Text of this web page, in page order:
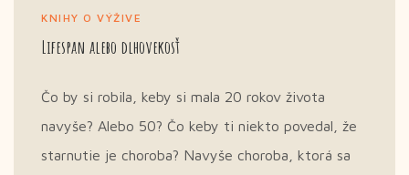
KNIHY O VÝŽIVE
Lifespan alebo dlhovekosť
Čo by si robila, keby si mala 20 rokov života
navyše? Alebo 50? Čo keby ti niekto povedal, že
starnutie je choroba? Navyše choroba, ktorá sa